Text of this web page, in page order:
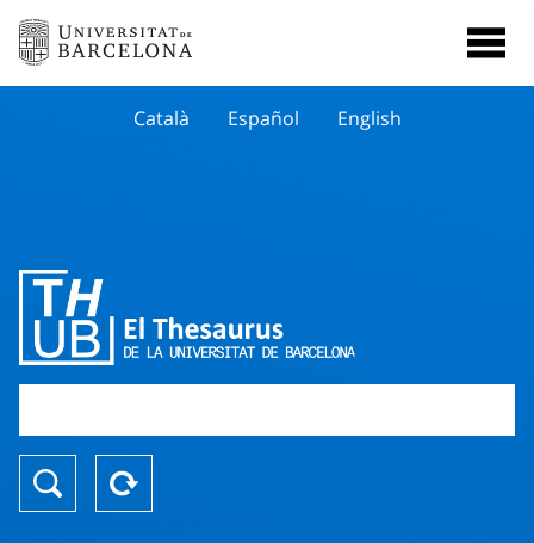
Català Español English